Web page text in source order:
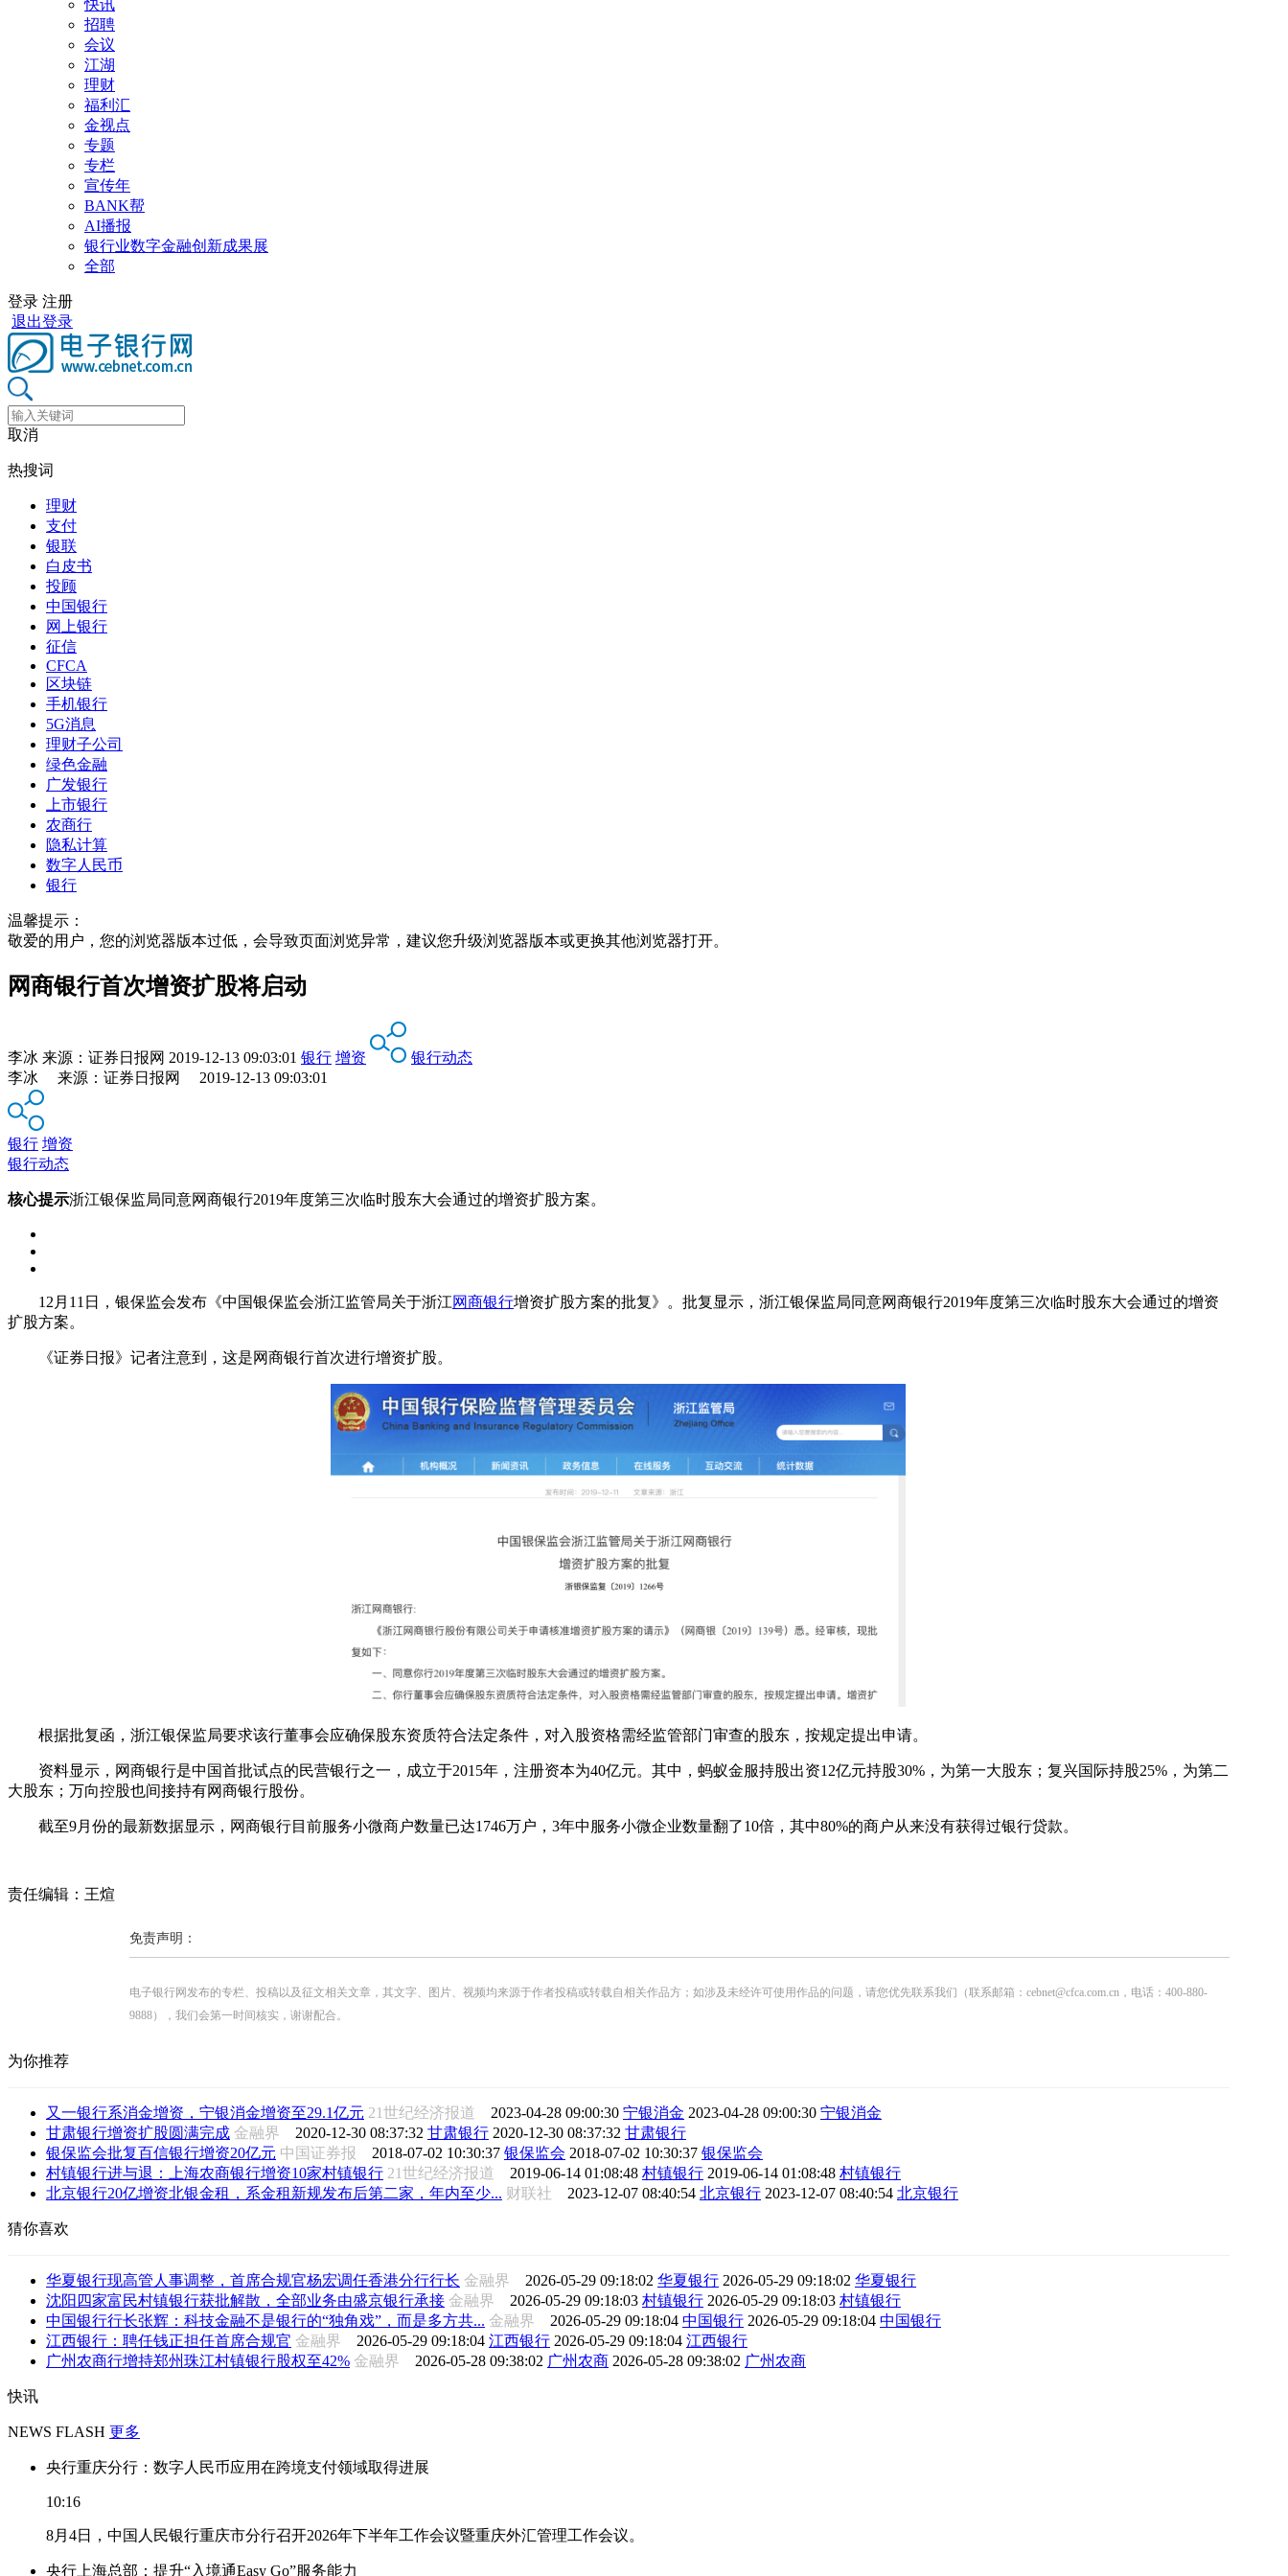
快讯
招聘
会议
江湖
理财
福利汇
金视点
专题
专栏
宣传年
BANK帮
AI播报
银行业数字金融创新成果展
全部
登录 注册
退出登录
取消
热搜词
理财
支付
银联
白皮书
投顾
中国银行
网上银行
征信
CFCA
区块链
手机银行
5G消息
理财子公司
绿色金融
广发银行
上市银行
农商行
隐私计算
数字人民币
银行
温馨提示：
敬爱的用户，您的浏览器版本过低，会导致页面浏览异常，建议您升级浏览器版本或更换其他浏览器打开。
网商银行首次增资扩股将启动
李冰 来源： 证券日报网 2019-12-13 09:03:01 银行 增资
银行动态
李冰 来源：证券日报网 2019-12-13 09:03:01
银行 增资
银行动态
核心提示浙江银保监局同意网商银行2019年度第三次临时股东大会通过的增资扩股方案。
12月11日，银保监会发布《中国银保监会浙江监管局关于浙江网商银行增资扩股方案的批复》。批复显示，浙江银保监局同意网商银行2019年度第三次临时股东大会通过的增资
扩股方案。
《证券日报》记者注意到，这是网商银行首次进行增资扩股。
根据批复函，浙江银保监局要求该行董事会应确保股东资质符合法定条件，对入股资格需经监管部门审查的股东，按规定提出申请。
资料显示，网商银行是中国首批试点的民营银行之一，成立于2015年，注册资本为40亿元。其中，蚂蚁金服持股出资12亿元持股30%，为第一大股东；复兴国际持股25%，为第二
大股东；万向控股也间接持有网商银行股份。
截至9月份的最新数据显示，网商银行目前服务小微商户数量已达1746万户，3年中服务小微企业数量翻了10倍，其中80%的商户从来没有获得过银行贷款。
责任编辑：王煊
免责声明：
电子银行网发布的专栏、投稿以及征文相关文章，其文字、图片、视频均来源于作者投稿或转载自相关作品方；如涉及未经许可使用作品的问题，请您优先联系我们（联系邮箱：cebnet@cfca.com.cn，电话：400-880-
9888），我们会第一时间核实，谢谢配合。
为你推荐
又一银行系消金增资，宁银消金增资至29.1亿元 21世纪经济报道 2023-04-28 09:00:30 宁银消金 2023-04-28 09:00:30 宁银消金
甘肃银行增资扩股圆满完成 金融界 2020-12-30 08:37:32 甘肃银行 2020-12-30 08:37:32 甘肃银行
银保监会批复百信银行增资20亿元 中国证券报 2018-07-02 10:30:37 银保监会 2018-07-02 10:30:37 银保监会
村镇银行进与退：上海农商银行增资10家村镇银行 21世纪经济报道 2019-06-14 01:08:48 村镇银行 2019-06-14 01:08:48 村镇银行
北京银行20亿增资北银金租，系金租新规发布后第二家，年内至少... 财联社 2023-12-07 08:40:54 北京银行 2023-12-07 08:40:54 北京银行
猜你喜欢
华夏银行现高管人事调整，首席合规官杨宏调任香港分行行长 金融界 2026-05-29 09:18:02 华夏银行 2026-05-29 09:18:02 华夏银行
沈阳四家富民村镇银行获批解散，全部业务由盛京银行承接 金融界 2026-05-29 09:18:03 村镇银行 2026-05-29 09:18:03 村镇银行
中国银行行长张辉：科技金融不是银行的“独角戏”，而是多方共... 金融界 2026-05-29 09:18:04 中国银行 2026-05-29 09:18:04 中国银行
江西银行：聘任钱正担任首席合规官 金融界 2026-05-29 09:18:04 江西银行 2026-05-29 09:18:04 江西银行
广州农商行增持郑州珠江村镇银行股权至42% 金融界 2026-05-28 09:38:02 广州农商 2026-05-28 09:38:02 广州农商
快讯
NEWS FLASH 更多
央行重庆分行：数字人民币应用在跨境支付领域取得进展
10:16
8月4日，中国人民银行重庆市分行召开2026年下半年工作会议暨重庆外汇管理工作会议。
央行上海总部：提升“入境通Easy Go”服务能力